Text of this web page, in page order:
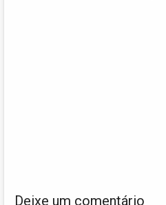
Deixe um comentário